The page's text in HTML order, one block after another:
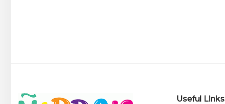
Useful Links